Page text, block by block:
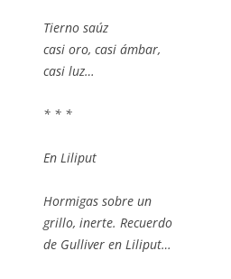
Tierno saúz
casi oro, casi ámbar,
casi luz…
* * *
En Liliput
Hormigas sobre un
grillo, inerte. Recuerdo
de Gulliver en Liliput…